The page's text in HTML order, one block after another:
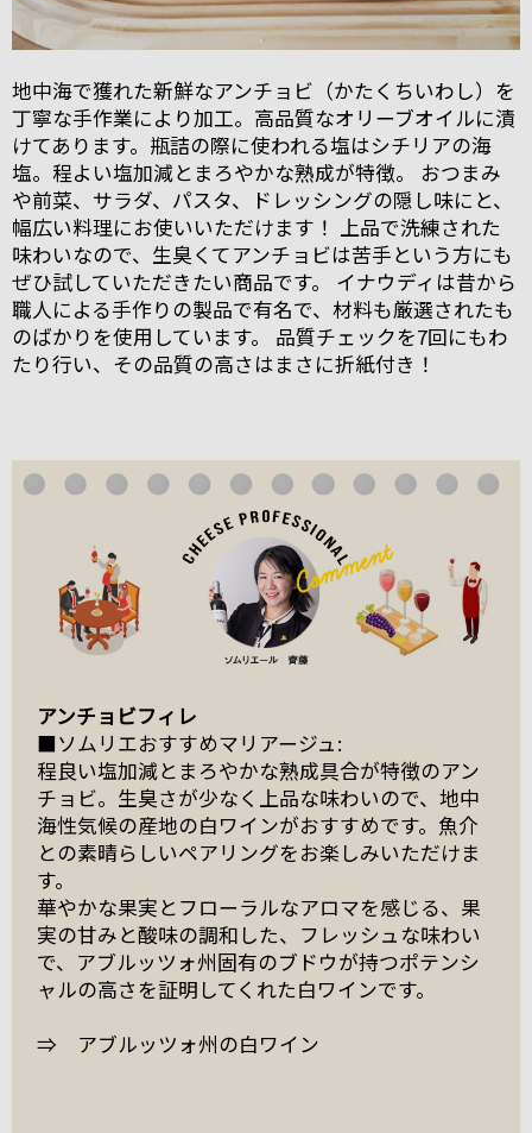
地中海で獲れた新鮮なアンチョビ（かたくちいわし）を
丁寧な手作業により加工。高品質なオリーブオイルに漬
けてあります。瓶詰の際に使われる塩はシチリアの海
塩。程よい塩加減とまろやかな熟成が特徴。 おつまみ
や前菜、サラダ、パスタ、ドレッシングの隠し味にと、
幅広い料理にお使いいただけます！ 上品で洗練された
味わいなので、生臭くてアンチョビは苦手という方にも
ぜひ試していただきたい商品です。 イナウディは昔から
職人による手作りの製品で有名で、材料も厳選されたも
のばかりを使用しています。 品質チェックを7回にもわ
たり行い、その品質の高さはまさに折紙付き！
アンチョビフィレ
■ソムリエおすすめマリアージュ:
程良い塩加減とまろやかな熟成具合が特徴のアン
チョビ。生臭さが少なく上品な味わいので、地中
海性気候の産地の白ワインがおすすめです。魚介
との素晴らしいペアリングをお楽しみいただけま
す。
華やかな果実とフローラルなアロマを感じる、果
実の甘みと酸味の調和した、フレッシュな味わい
で、アブルッツォ州固有のブドウが持つポテンシ
ャルの高さを証明してくれた白ワインです。
⇒ アブルッツォ州の白ワイン